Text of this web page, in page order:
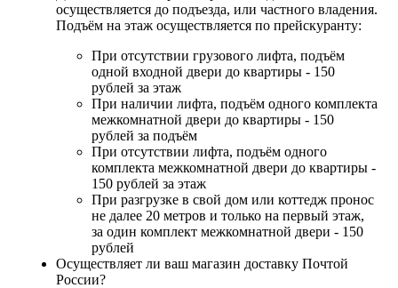
осуществляется до подъезда, или частного владения.
Подъём на этаж осуществляется по прейскуранту:
При отсутствии грузового лифта, подъём
одной входной двери до квартиры - 150
рублей за этаж
При наличии лифта, подъём одного комплекта
межкомнатной двери до квартиры - 150
рублей за подъём
При отсутствии лифта, подъём одного
комплекта межкомнатной двери до квартиры -
150 рублей за этаж
При разгрузке в свой дом или коттедж пронос
не далее 20 метров и только на первый этаж,
за один комплект межкомнатной двери - 150
рублей
Осуществляет ли ваш магазин доставку Почтой
России?